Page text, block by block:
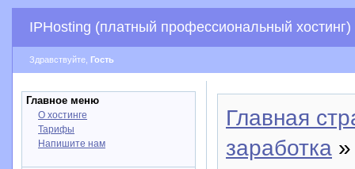
IPHosting (платный профессиональный хостинг)
Здравствуйте, Гость
Главное меню
О хостинге
Тарифы
Напишите нам
Главная
заработка